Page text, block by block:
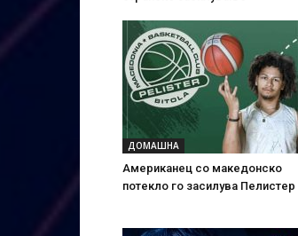
ДОМАШНА
Американец со македонско
потекло го засилува Пелистер